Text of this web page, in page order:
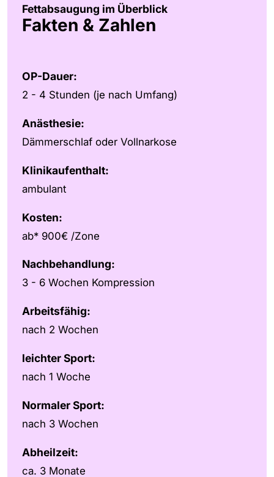
Fakten & Zahlen
Fettabsaugung im Überblick
OP-Dauer:
2 - 4 Stunden (je nach Umfang)
Anästhesie:
Dämmerschlaf oder Vollnarkose
Klinikaufenthalt:
ambulant
Kosten:
ab* 900€ /Zone
Nachbehandlung:
3 - 6 Wochen Kompression
Arbeitsfähig:
nach 2 Wochen
leichter Sport:
nach 1 Woche
Normaler Sport:
nach 3 Wochen
Abheilzeit:
ca. 3 Monate